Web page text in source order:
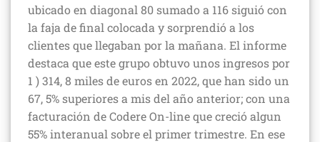
ubicado en diagonal 80 sumado a 116 siguió con
la faja de final colocada y sorprendió a los
clientes que llegaban por la mañana. El informe
destaca que este grupo obtuvo unos ingresos por
1 ) 314, 8 miles de euros en 2022, que han sido un
67, 5% superiores a mis del año anterior; con una
facturación de Codere On-line que creció algun
55% interanual sobre el primer trimestre. En ese